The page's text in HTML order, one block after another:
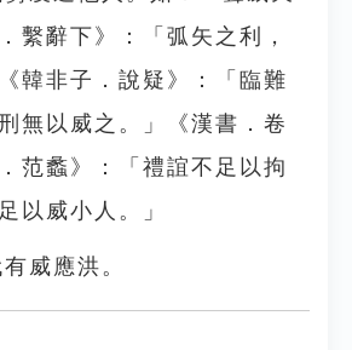
繫辭下》：「弧矢之利，
韓非子．說疑》：「臨難
無以威之。」《漢書．卷
范蠡》：「禮誼不足以拘
以威小人。」
威應洪。